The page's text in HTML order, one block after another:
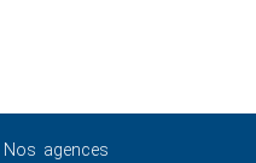
Nos agences